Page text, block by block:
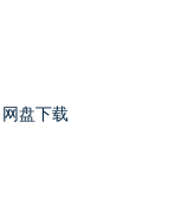
盘下载